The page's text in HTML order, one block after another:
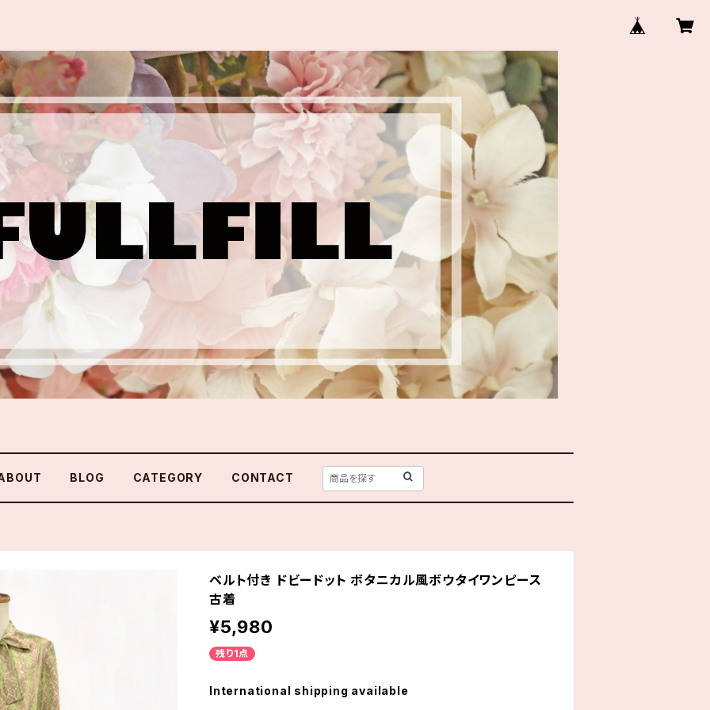
BLOG CATEGORY CONTACT
ベルト付き ドビードット ボタニカル風ボウタイワンピース
古着
¥5,980
残り1点
International shipping available